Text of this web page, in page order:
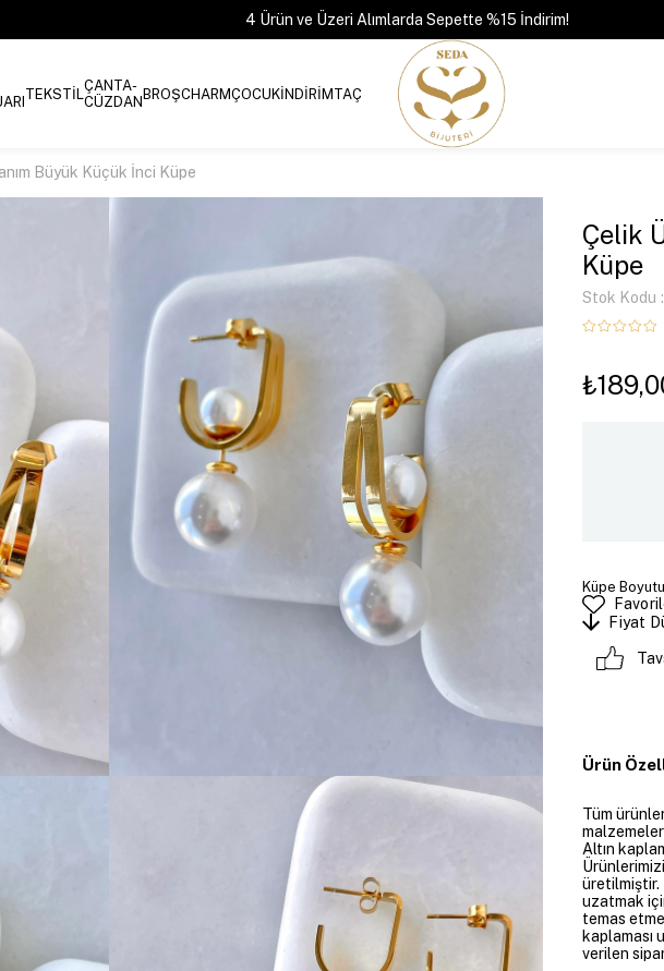
4 Ürün ve Üzeri Alımlarda Sepette %15 İndirim!
TEKSTİLÇANTA-
CÜZDANBROŞCHARMÇOCUKİNDİRİMTAÇ
Büyük Küçük İnci Küpe
Çelik
Küpe
Stok Kodu
Küpe
Fiyat
Ürün
Tüm
Altın
üretilmiştir.
uzatmak
temas
kaplaması
verilen